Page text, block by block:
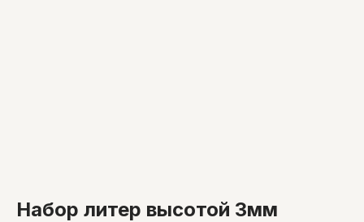
Набор литер высотой 3мм